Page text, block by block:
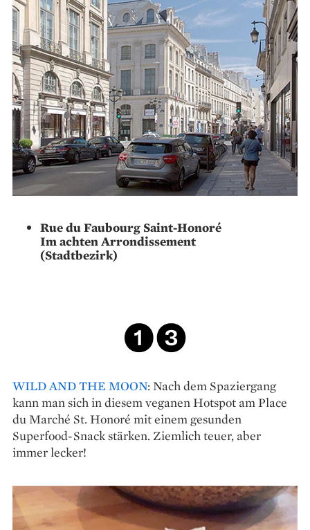
Rue du Faubourg Saint-Honoré
Im achten Arrondissement
(Stadtbezirk)
WILD AND THE MOON: Nach dem Spaziergang
kann man sich in diesem veganen Hotspot am Place
du Marché St. Honoré mit einem gesunden
Superfood-Snack stärken. Ziemlich teuer, aber
immer lecker!